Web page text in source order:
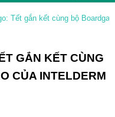
Tết gắn kết cùng bộ
GẮN KẾT CÙNG
CỦA INTELDERM